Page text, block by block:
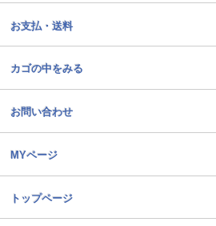
お支払・送料
カゴの中をみる
お問い合わせ
MYページ
トップページ